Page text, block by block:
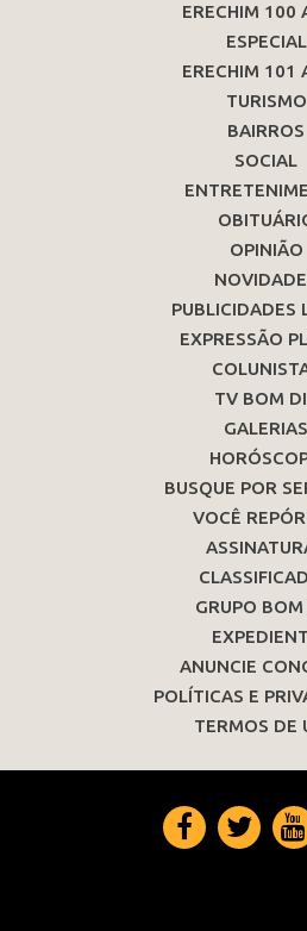
ERECHIM 100
ESPECIAL
ERECHIM 101
TURISMO
BAIRROS
SOCIAL
OPINIÃO
PUBLICIDADES
EXPRESSÃO
TV BOM
GALERIAS
BUSQUE POR
VOCÊ
GRUPO
ANUNCIE
POLÍTICAS E
TERMOS DE